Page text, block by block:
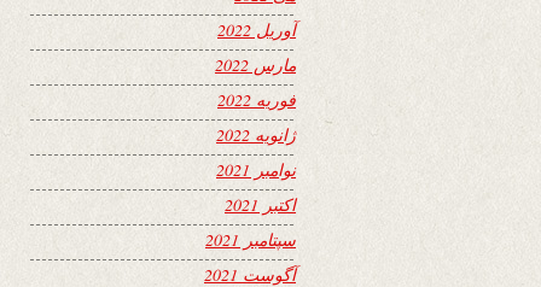
آوریل 2022
مارس 2022
فوریه 2022
ژانویه 2022
نوامبر 2021
اکتبر 2021
سپتامبر 2021
آگوست 2021